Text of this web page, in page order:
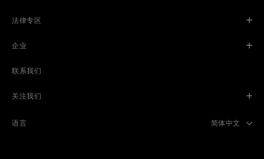
法律专区
企业
联系我们
关注我们
语言 Select
简体中文